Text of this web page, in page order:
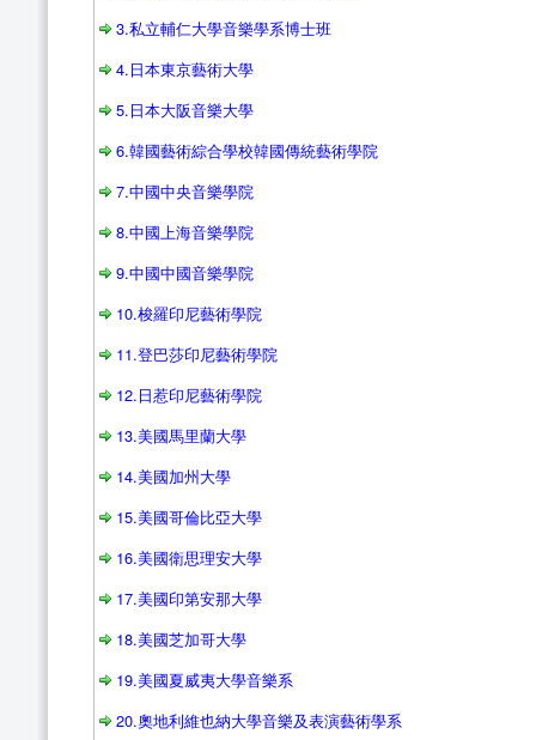
3.私立輔仁大學音樂學系博士班
4.日本東京藝術大學
5.日本大阪音樂大學
6.韓國藝術綜合學校韓國傳統藝術學院
7.中國中央音樂學院
8.中國上海音樂學院
9.中國中國音樂學院
10.梭羅印尼藝術學院
11.登巴莎印尼藝術學院
12.日惹印尼藝術學院
13.美國馬里蘭大學
14.美國加州大學
15.美國哥倫比亞大學
16.美國衛思理安大學
17.美國印第安那大學
18.美國芝加哥大學
19.美國夏威夷大學音樂系
20.奧地利維也納大學音樂及表演藝術學系